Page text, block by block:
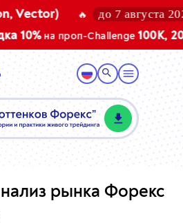
до 7 августа 2026
Challenge100K, 200K (Mission,
рынка Форекс